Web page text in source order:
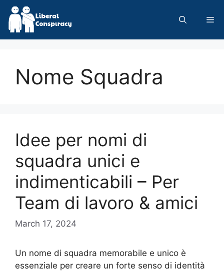
Skip
content
Nome Squadra
Idee per nomi di
squadra unici e
indimenticabili – Per
Team di lavoro & amici
March 17, 2024
Un nome di squadra memorabile e unico è
essenziale per creare un forte senso di identità